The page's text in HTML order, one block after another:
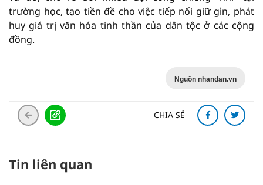
trường học, tạo tiền đề cho việc tiếp nối giữ gìn, phát
huy giá trị văn hóa tinh thần của dân tộc ở các cộng
đồng.
Nguồn nhandan.vn
CHIA SẺ
Tin liên quan